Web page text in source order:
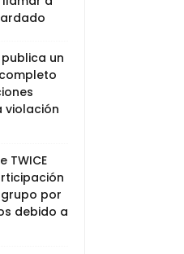
publica un
violación
TWICE
por
debido a